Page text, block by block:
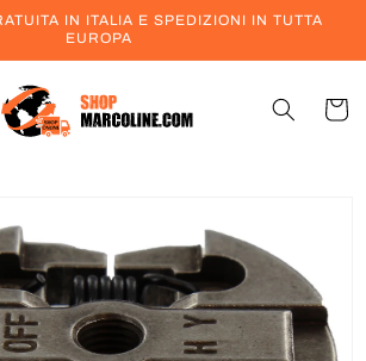
IN ITALIA E SPEDIZIONI IN TUTTA
EUROPA
Carrello